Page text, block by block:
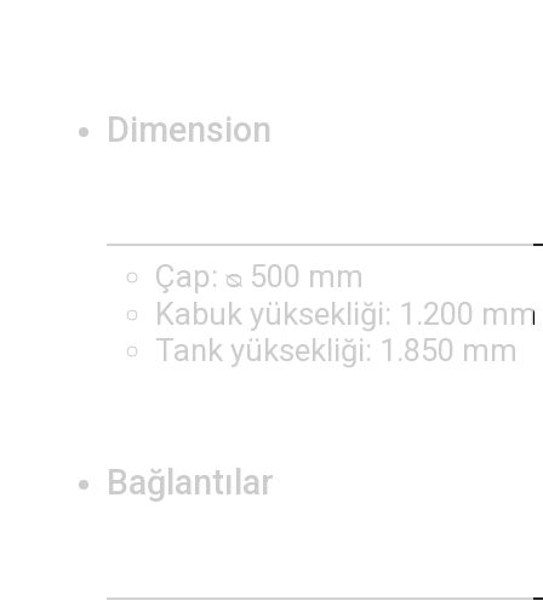
Dimension
Çap: ᴓ 500 mm
Kabuk yüksekliği: 1.200 mm
Tank yüksekliği: 1.850 mm
Bağlantılar